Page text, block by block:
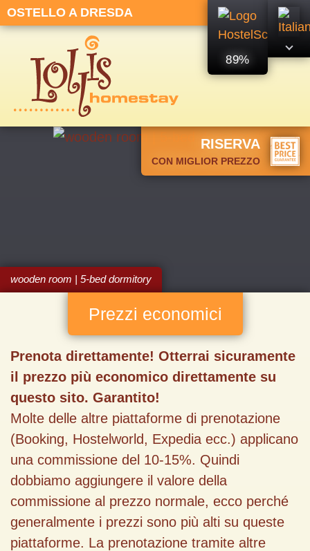
OSTELLO A DRESDA
89%
RISERVA
CON MIGLIOR PREZZO
wooden room | 5-bed dormitory
Prezzi economici
Prenota direttamente! Otterrai sicuramente
il prezzo più economico direttamente su
questo sito. Garantito!
Molte delle altre piattaforme di prenotazione
(Booking, Hostelworld, Expedia ecc.) applicano
una commissione del 10-15%. Quindi
dobbiamo aggiungere il valore della
commissione al prezzo normale, ecco perché
generalmente i prezzi sono più alti su queste
piattaforme. La prenotazione tramite altre